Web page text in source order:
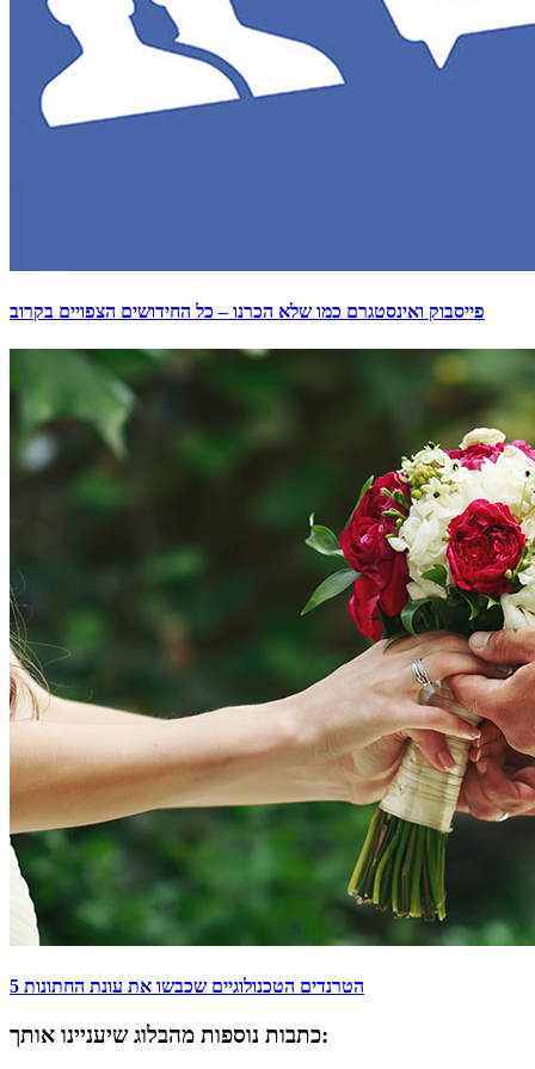
פייסבוק ואינסטגרם כמו שלא הכרנו – כל החידושים הצפויים בקרוב
5 הטרנדים הטכנולוגיים שכבשו את עונת החתונות
כתבות נוספות מהבלוג שיעניינו אותך: